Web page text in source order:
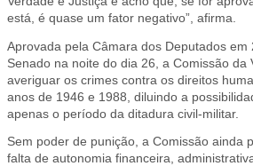
está, é quase um fator negativo”, afirma.
Aprovada pela Câmara dos Deputados
Senado na noite do dia 26, a Comissão da
averiguar os crimes contra os direitos
anos de 1946 e 1988, diluindo a
apenas o período da ditadura civil-militar.
Sem poder de punição, a Comissão ainda
falta de autonomia financeira,